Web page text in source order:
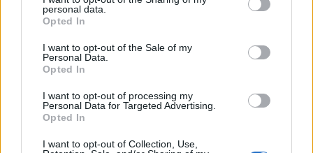
grant or deny consent to Google and its third-party tags to
use your data for below specified purposes in below Google
consent section.
personal data.
Opted In
I want to opt-out of the Sale of my
Personal Data.
Opted In
I want to opt-out of processing my
Personal Data for Targeted Advertising.
Opted In
I want to opt-out of Collection, Use,
Cultura 2029
Susanna Riva · 5 Ago 2026
C’è posta per te, stasera 25 gennaio: gli ospiti e le
anticipazioni